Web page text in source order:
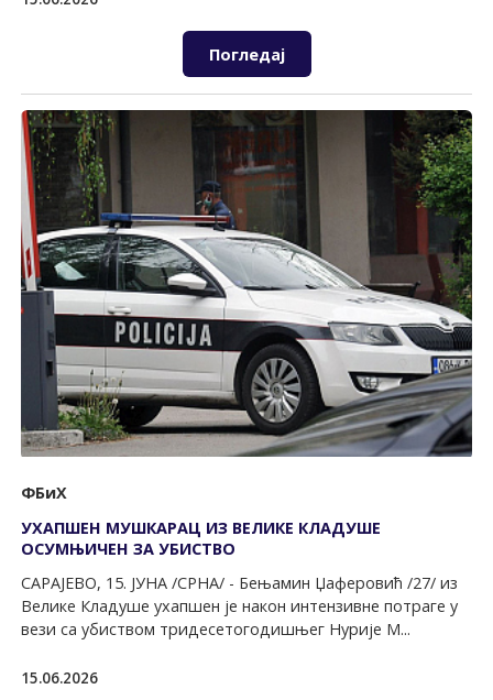
Погледај
ФБиХ
УХАПШЕН МУШКАРАЦ ИЗ ВЕЛИКЕ КЛАДУШЕ
ОСУМЊИЧЕН ЗА УБИСТВО
САРАЈЕВО, 15. ЈУНА /СРНА/ - Бењамин Џаферовић /27/ из
Велике Кладуше ухапшен је након интензивне потраге у
вези са убиством тридесетогодишњег Нурије М...
15.06.2026